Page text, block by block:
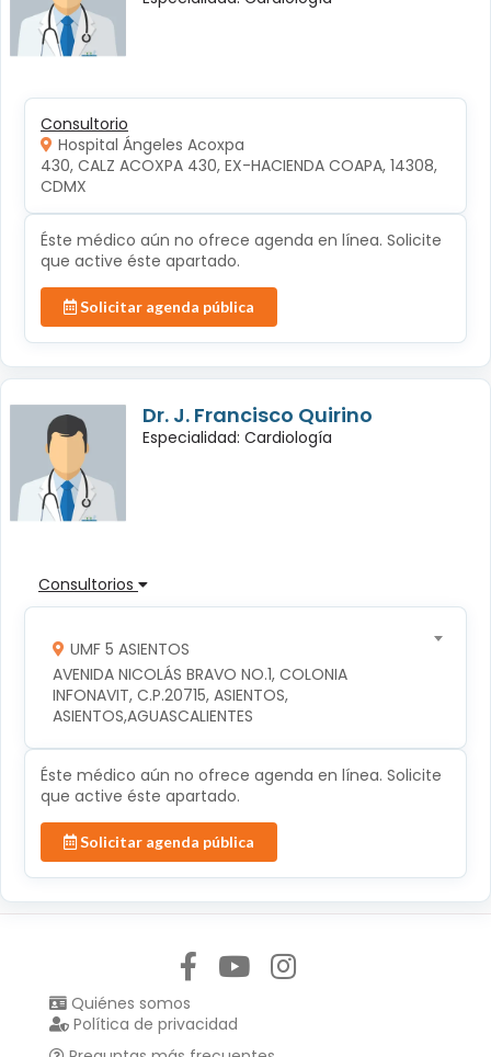
Consultorio
Hospital Ángeles Acoxpa
430, CALZ ACOXPA 430, EX-HACIENDA COAPA, 14308,
CDMX
Éste médico aún no ofrece agenda en línea. Solicite
que active éste apartado.
Solicitar agenda pública
Dr. J. Francisco Quirino
Especialidad: Cardiología
Consultorios
UMF 5 ASIENTOS
AVENIDA NICOLÁS BRAVO NO.1, COLONIA
INFONAVIT, C.P.20715, ASIENTOS,
ASIENTOS,AGUASCALIENTES
Éste médico aún no ofrece agenda en línea. Solicite
que active éste apartado.
Solicitar agenda pública
Quiénes somos
Política de privacidad